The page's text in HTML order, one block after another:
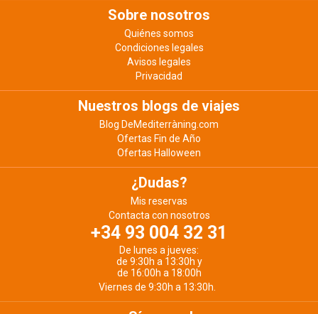
Sobre nosotros
Quiénes somos
Condiciones legales
Avisos legales
Privacidad
Nuestros blogs de viajes
Blog DeMediterràning.com
Ofertas Fin de Año
Ofertas Halloween
¿Dudas?
Mis reservas
Contacta con nosotros
+34 93 004 32 31
De lunes a jueves:
de 9:30h a 13:30h y
de 16:00h a 18:00h
Viernes de 9:30h a 13:30h.